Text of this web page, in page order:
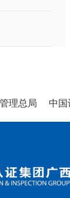
理总局 中国